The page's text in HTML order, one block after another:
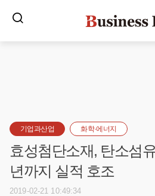
기업과산업 화학·에너지
효성첨단소재, 탄소섬
년까지 실적 호조
2019-02-21 10:49:34